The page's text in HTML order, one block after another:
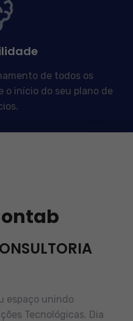
de todos os
o início do seu plano de
espaço unindo
Tecnológicas. Dia